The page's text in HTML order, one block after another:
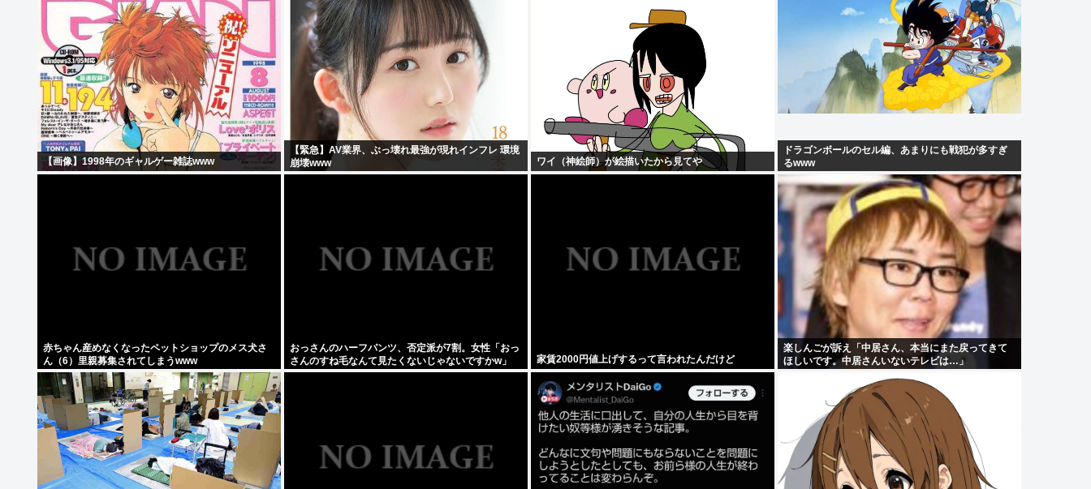
【画像】1998年のギャルゲー雑誌www
【緊急】AV業界、ぶっ壊れ最強が現れインフレ 環境
崩壊www
ワイ（神絵師）が絵描いたから見てや
ドラゴンボールのセル編、あまりにも戦犯が多すぎ
るwww
赤ちゃん産めなくなったペットショップのメス犬さ
ん（6）里親募集されてしまうwww
おっさんのハーフパンツ、否定派が7割。女性「おっ
さんのすね毛なんて見たくないじゃないですかw」
家賃2000円値上げするって言われたんだけど
楽しんごが訴え「中居さん、本当にまた戻ってきて
ほしいです。中居さんいないテレビは…」